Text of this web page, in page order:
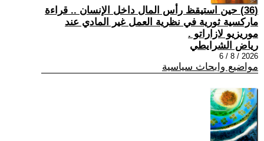
(36) حين استيقظ رأس المال داخل الإنسان .. قراءة
ماركسية ثورية في نظرية العمل غير المادي عند
موريزيو لازاراتو .
رياض الشرايطي
2026 / 8 / 6
مواضيع وابحاث سياسية